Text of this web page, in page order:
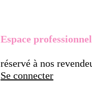
Espace professionnel
réservé à nos
Se connecter